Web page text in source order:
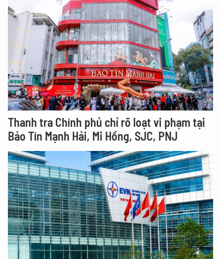
Thanh tra Chính phủ chỉ rõ loạt vi phạm tại
Bảo Tín Mạnh Hải, Mi Hồng, SJC, PNJ